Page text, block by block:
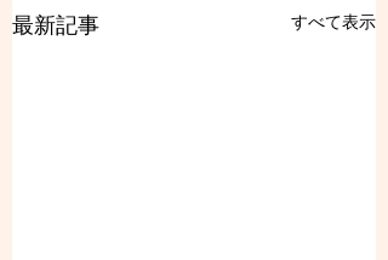
最新記事 すべて表示